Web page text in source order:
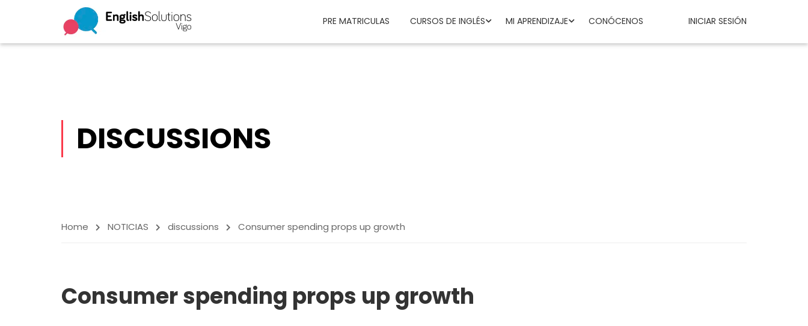
PRE MATRICULAS CURSOS DE INGLÉS MI APRENDIZAJE CONÓCENOS INICIAR SESIÓN
DISCUSSIONS
Home NOTICIAS discussions Consumer spending props up growth
Consumer spending props up growth